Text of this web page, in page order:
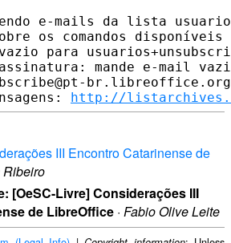
e-mails da lista
os comandos
para
mande e-mail
br.libreoffice.org
http://
III Encontro Catarinense de
[OeSC-Livre] Considerações III
de LibreOffice · Fabio Olive Leite